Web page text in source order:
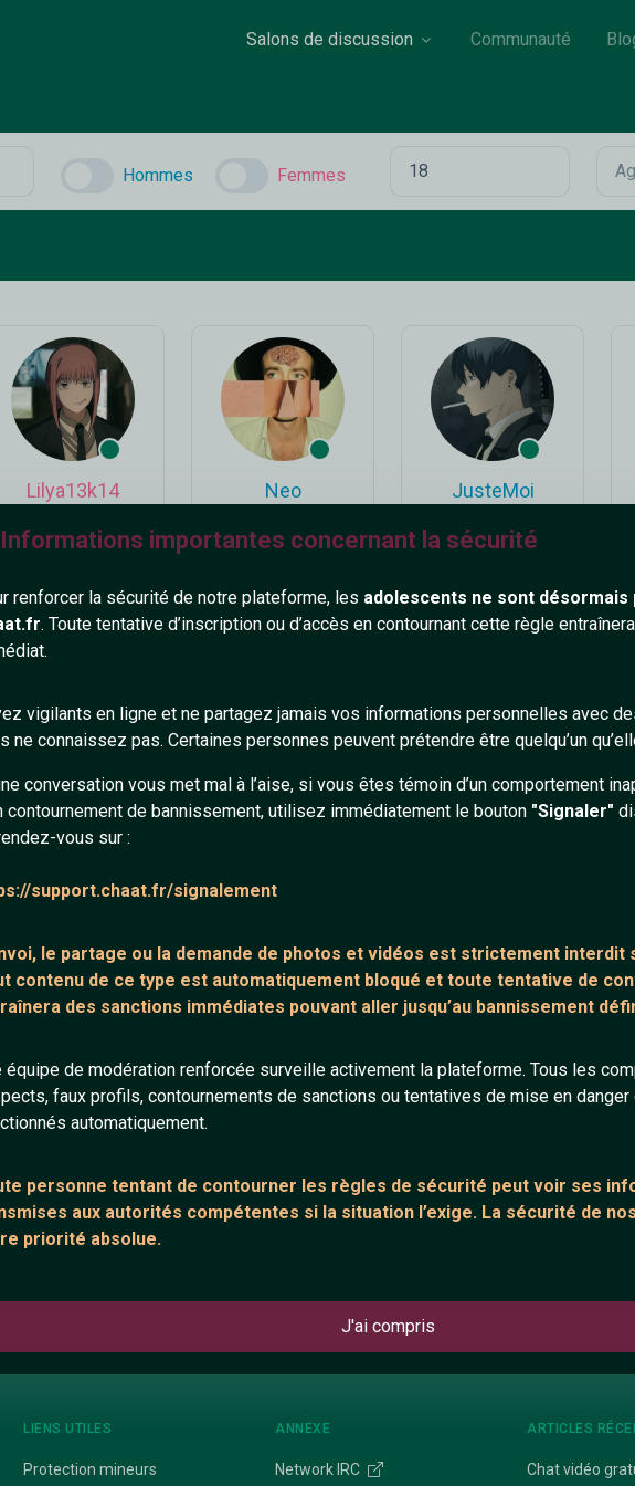
importantes concernant la sécurité
renforcer la sécurité de notre plateforme, les adolescents ne sont
. Toute tentative d’inscription ou d’accès en contournant cette règle
vigilants en ligne et ne partagez jamais vos informations personnelles avec
ne connaissez pas. Certaines personnes peuvent prétendre être quelqu’un
conversation vous met mal à l’aise, si vous êtes témoin d’un comportement
contournement de bannissement, utilisez immédiatement le bouton "Signaler"
vous sur :
support.chaat.fr/signalement
le partage ou la demande de photos et vidéos est strictement interdit
contenu de ce type est automatiquement bloqué et toute tentative de
des sanctions immédiates pouvant aller jusqu’au bannissement
équipe de modération renforcée surveille activement la plateforme. Tous les
faux profils, contournements de sanctions ou tentatives de mise en danger
automatiquement.
personne tentant de contourner les règles de sécurité peut voir ses
aux autorités compétentes si la situation l’exige. La sécurité de
priorité absolue.
J'ai compris
Salons de discussion Communauté
Hommes Femmes
Lilya13k14 Neo JusteMoi
_NouRi Lola7 Titemel
Goodman29800
43 ans
djmick
49 ans
bulma_xyz
20 ans
Tired
LIENS UTILES
Protection mineurs
ANNEXE
Network IRC
ARTICLES
Chat vidéo